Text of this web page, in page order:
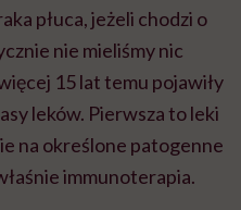
płuca, jeżeli chodzi o
nie mieliśmy nic
15 lat temu pojawiły
leków. Pierwsza to leki
na określone patogenne
immunoterapia.